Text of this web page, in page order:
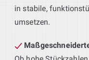
in stabile,
umsetzen.